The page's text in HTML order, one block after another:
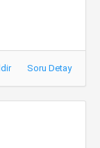
Soru Detay